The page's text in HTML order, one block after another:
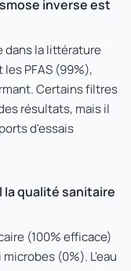
inverse est
dans la littérature
PFAS (99%),
Certains filtres
résultats, mais il
d'essais
qualité sanitaire
(100% efficace)
(0%). L'eau